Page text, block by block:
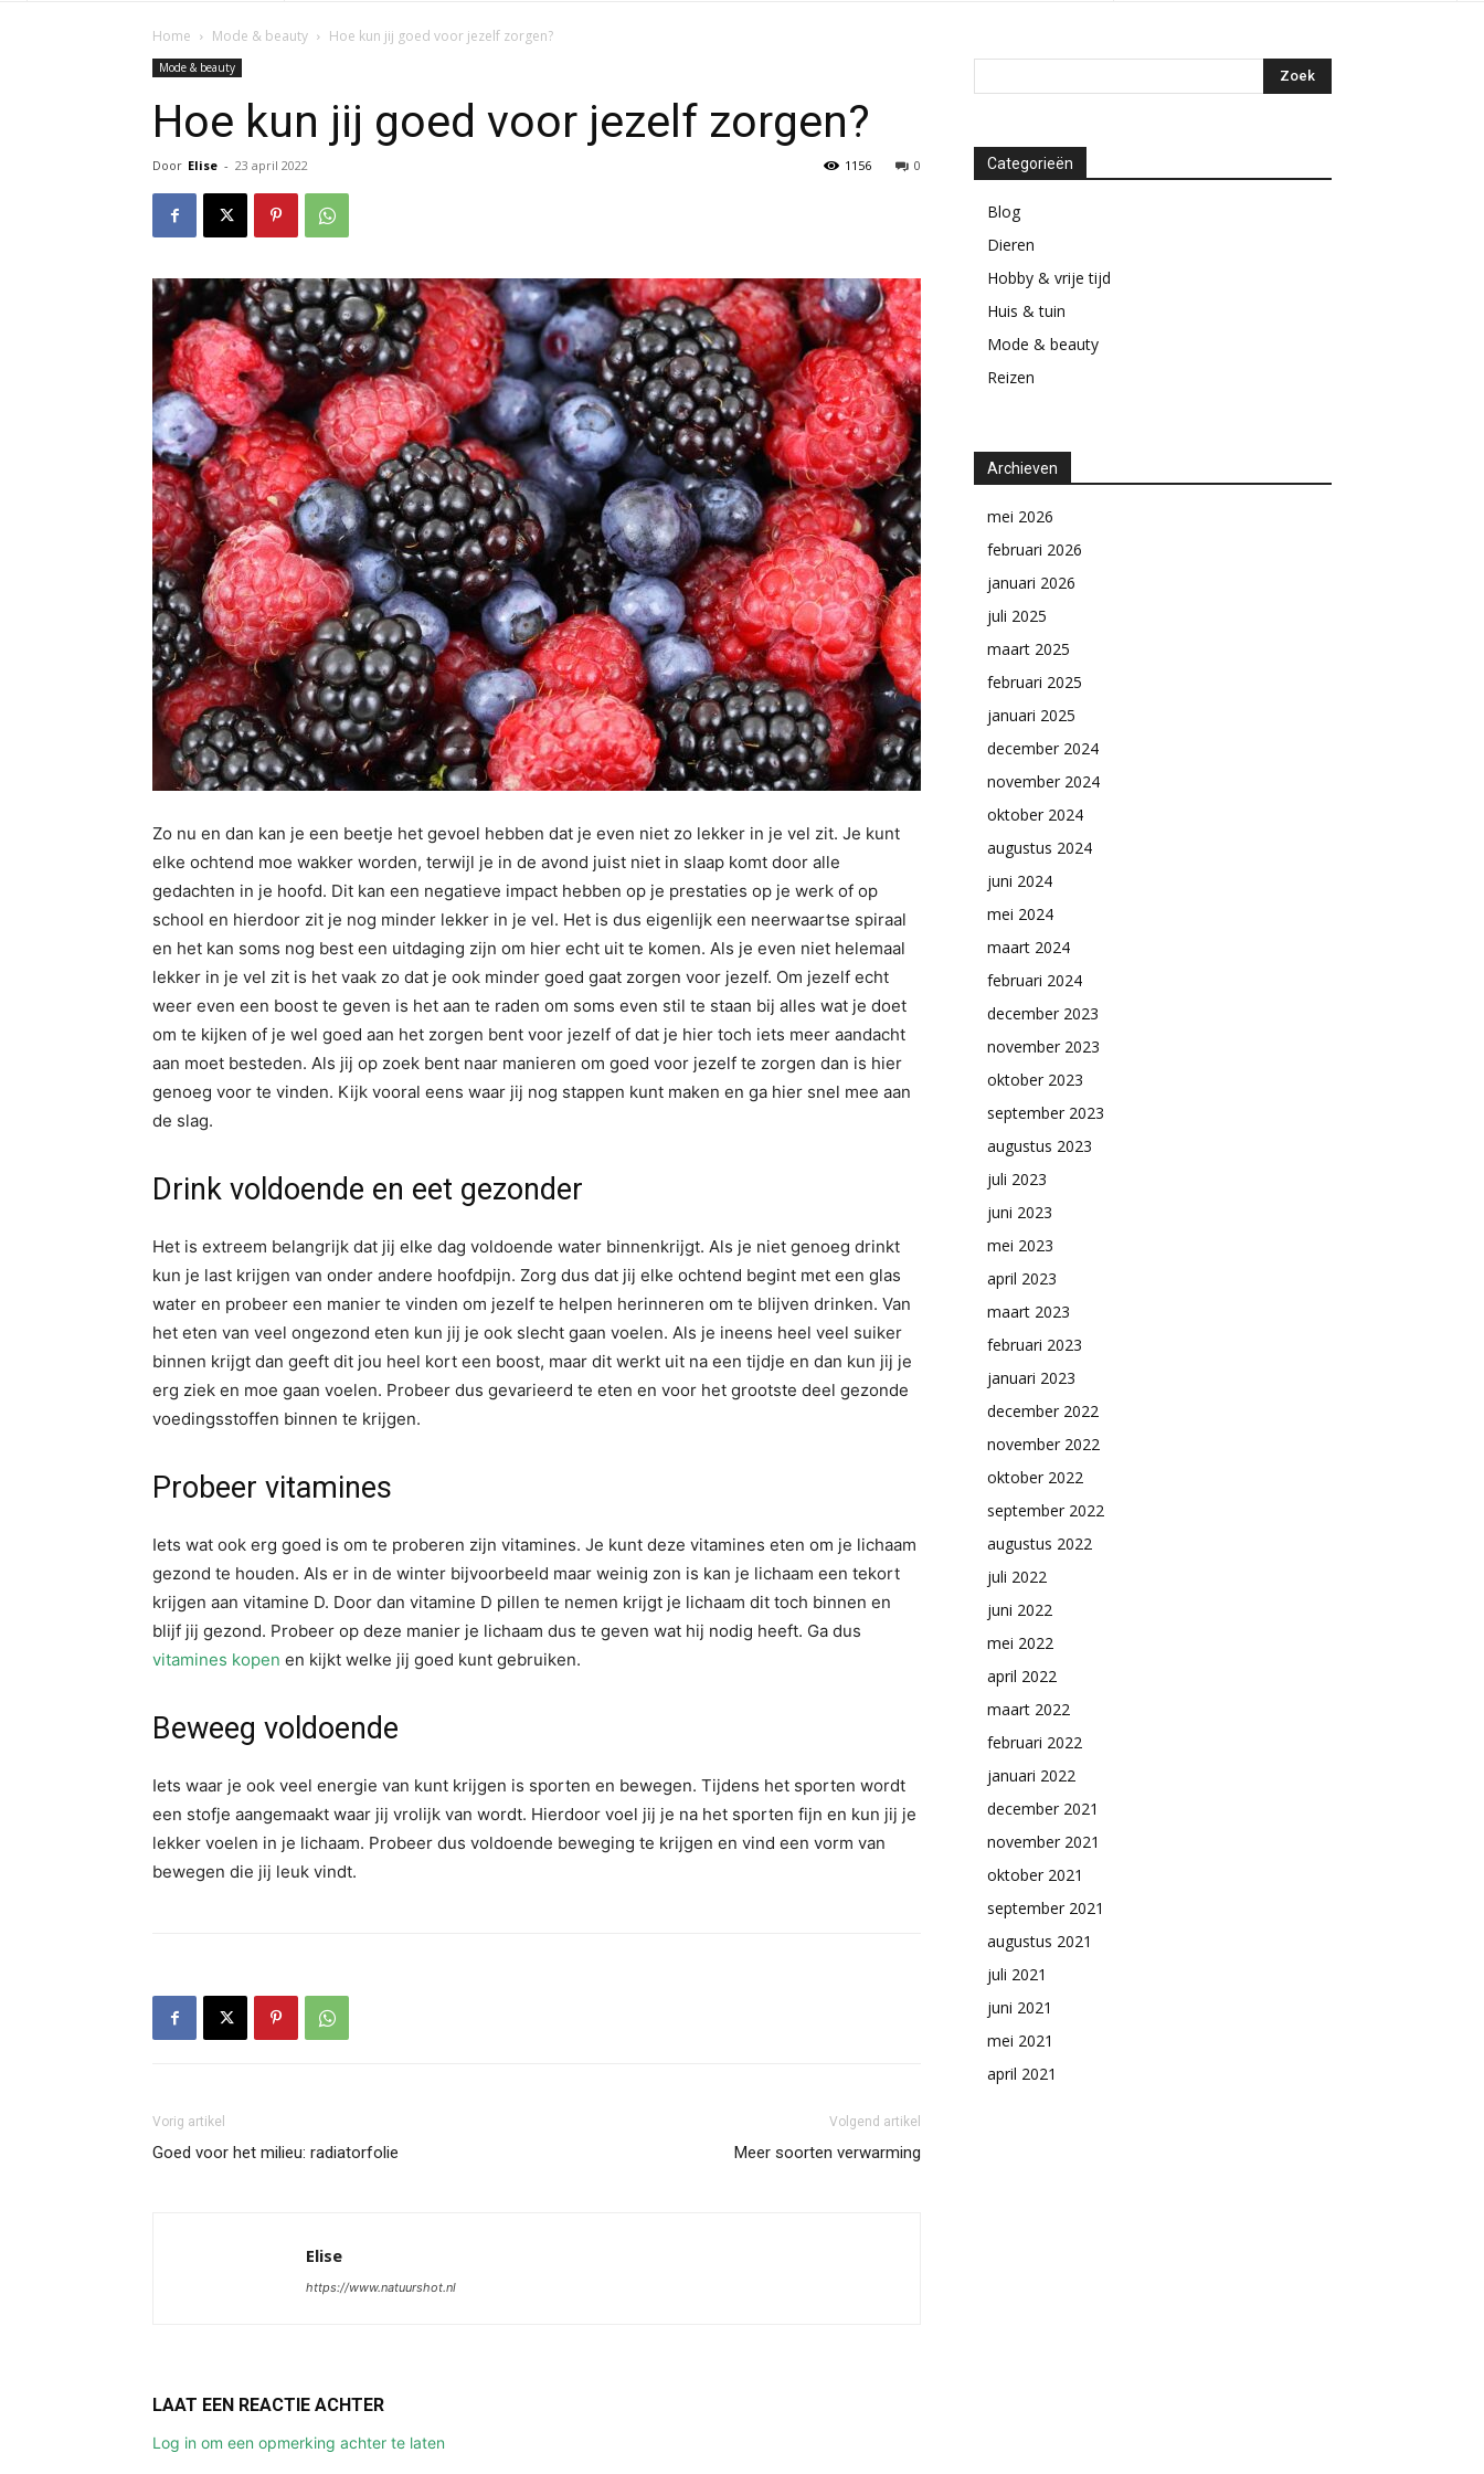
Home Mode & beauty Hoe kun jij goed voor jezelf zorgen?
Mode & beauty
Hoe kun jij goed voor jezelf zorgen?
Door Elise - 23 april 2022 0
1156
Zo nu en dan kan je een beetje het gevoel hebben dat je even niet zo lekker in je vel zit. Je kunt
elke ochtend moe wakker worden, terwijl je in de avond juist niet in slaap komt door alle
gedachten in je hoofd. Dit kan een negatieve impact hebben op je prestaties op je werk of op
school en hierdoor zit je nog minder lekker in je vel. Het is dus eigenlijk een neerwaartse spiraal
en het kan soms nog best een uitdaging zijn om hier echt uit te komen. Als je even niet helemaal
lekker in je vel zit is het vaak zo dat je ook minder goed gaat zorgen voor jezelf. Om jezelf echt
weer even een boost te geven is het aan te raden om soms even stil te staan bij alles wat je doet
om te kijken of je wel goed aan het zorgen bent voor jezelf of dat je hier toch iets meer aandacht
aan moet besteden. Als jij op zoek bent naar manieren om goed voor jezelf te zorgen dan is hier
genoeg voor te vinden. Kijk vooral eens waar jij nog stappen kunt maken en ga hier snel mee aan
de slag.
Drink voldoende en eet gezonder
Het is extreem belangrijk dat jij elke dag voldoende water binnenkrijgt. Als je niet genoeg drinkt
kun je last krijgen van onder andere hoofdpijn. Zorg dus dat jij elke ochtend begint met een glas
water en probeer een manier te vinden om jezelf te helpen herinneren om te blijven drinken. Van
het eten van veel ongezond eten kun jij je ook slecht gaan voelen. Als je ineens heel veel suiker
binnen krijgt dan geeft dit jou heel kort een boost, maar dit werkt uit na een tijdje en dan kun jij je
erg ziek en moe gaan voelen. Probeer dus gevarieerd te eten en voor het grootste deel gezonde
voedingsstoffen binnen te krijgen.
Probeer vitamines
Iets wat ook erg goed is om te proberen zijn vitamines. Je kunt deze vitamines eten om je lichaam
gezond te houden. Als er in de winter bijvoorbeeld maar weinig zon is kan je lichaam een tekort
krijgen aan vitamine D. Door dan vitamine D pillen te nemen krijgt je lichaam dit toch binnen en
blijf jij gezond. Probeer op deze manier je lichaam dus te geven wat hij nodig heeft. Ga dus
vitamines kopen en kijkt welke jij goed kunt gebruiken.
Beweeg voldoende
Iets waar je ook veel energie van kunt krijgen is sporten en bewegen. Tijdens het sporten wordt
een stofje aangemaakt waar jij vrolijk van wordt. Hierdoor voel jij je na het sporten fijn en kun jij je
lekker voelen in je lichaam. Probeer dus voldoende beweging te krijgen en vind een vorm van
bewegen die jij leuk vindt.
Vorig artikel
Goed voor het milieu: radiatorfolie
Volgend artikel
Meer soorten verwarming
Elise
https://www.natuurshot.nl
LAAT EEN REACTIE ACHTER
Log in om een opmerking achter te laten
Categorieën
Blog
Dieren
Hobby & vrije tijd
Huis & tuin
Mode & beauty
Reizen
Archieven
mei 2026
februari 2026
januari 2026
juli 2025
maart 2025
februari 2025
januari 2025
december 2024
november 2024
oktober 2024
augustus 2024
juni 2024
mei 2024
maart 2024
februari 2024
december 2023
november 2023
oktober 2023
september 2023
augustus 2023
juli 2023
juni 2023
mei 2023
april 2023
maart 2023
februari 2023
januari 2023
december 2022
november 2022
oktober 2022
september 2022
augustus 2022
juli 2022
juni 2022
mei 2022
april 2022
maart 2022
februari 2022
januari 2022
december 2021
november 2021
oktober 2021
september 2021
augustus 2021
juli 2021
juni 2021
mei 2021
april 2021